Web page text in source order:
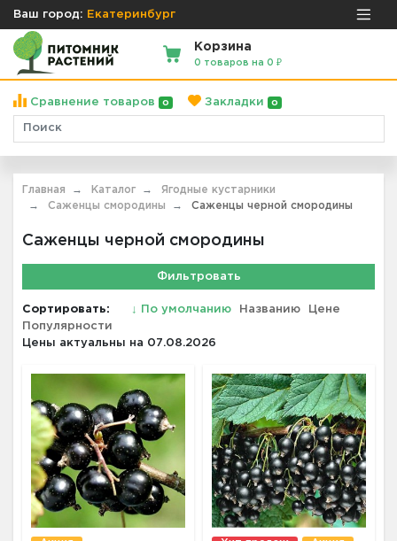
Ваш город: Екатеринбург
Корзина
0 товаров на 0 ₽
Сравнение товаров 0 Закладки 0
Главная Каталог
Ягодные кустарники
Саженцы смородины
Саженцы черной смородины
Саженцы черной смородины
Фильтровать
Сортировать: ↓ По умолчанию Названию
Цене
Популярности
Цены актуальны на 07.08.2026